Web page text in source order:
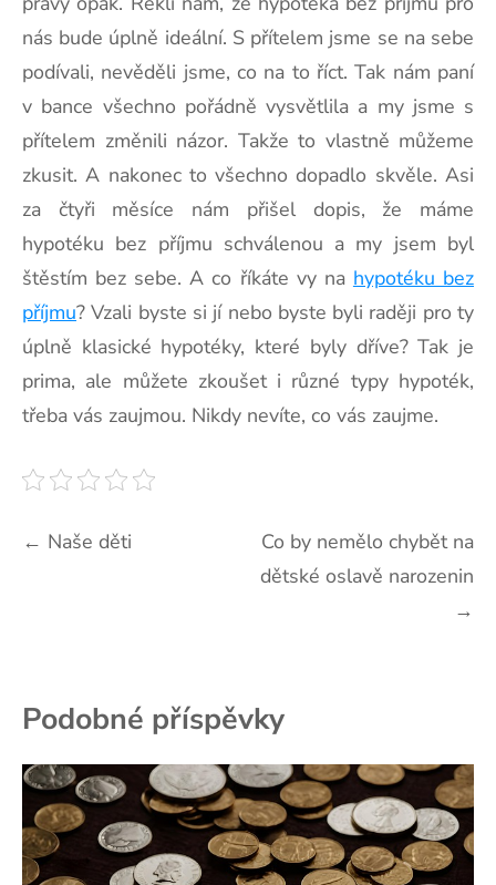
nás bude úplně ideální. S přítelem jsme se na sebe
podívali, nevěděli jsme, co na to říct. Tak nám paní
v bance všechno pořádně vysvětlila a my jsme s
přítelem změnili názor. Takže to vlastně můžeme
zkusit. A nakonec to všechno dopadlo skvěle. Asi
za čtyři měsíce nám přišel dopis, že máme
hypotéku bez příjmu schválenou a my jsem byl
štěstím bez sebe. A co říkáte vy na hypotéku bez
příjmu? Vzali byste si jí nebo byste byli raději pro ty
úplně klasické hypotéky, které byly dříve? Tak je
prima, ale můžete zkoušet i různé typy hypoték,
třeba vás zaujmou. Nikdy nevíte, co vás zaujme.
Navigace
← Naše děti
Co by nemělo chybět na
dětské oslavě narozenin
→
Podobné příspěvky